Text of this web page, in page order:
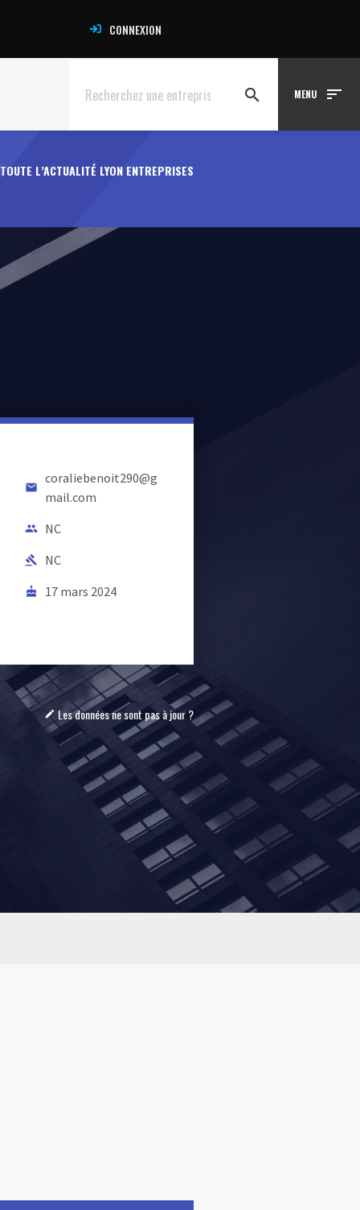
CONNEXION
search MENU sort
TOUTE L’ACTUALITÉ LYON ENTREPRISES
email
coraliebenoit290@g
mail.com
people NC
gavel NC
cake 17 mars 2024
mode_edit Les données ne sont pas à jour ?